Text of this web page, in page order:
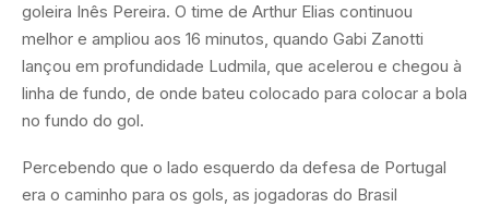
goleira Inês Pereira. O time de Arthur Elias continuou
melhor e ampliou aos 16 minutos, quando Gabi Zanotti
lançou em profundidade Ludmila, que acelerou e chegou à
linha de fundo, de onde bateu colocado para colocar a bola
no fundo do gol.
Percebendo que o lado esquerdo da defesa de Portugal
era o caminho para os gols, as jogadoras do Brasil